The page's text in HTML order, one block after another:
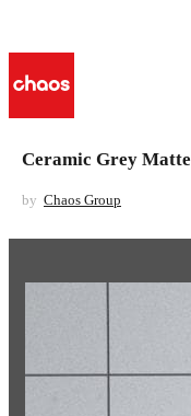
Ceramic Grey Matte
by Chaos Group